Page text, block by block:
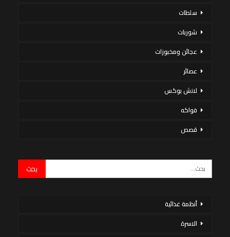
سلطات
شوربات
عجائن ومخبوزات
عصائر
لانش بوكس
فواكه
قصص
أنظمة غذائية
الاسرة